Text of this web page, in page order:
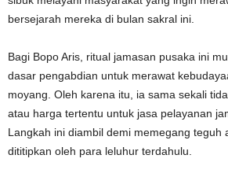
bersejarah mereka di bulan sakral ini.
Bagi Bopo Aris, ritual jamasan pusaka ini
dasar pengabdian untuk merawat
moyang. Oleh karena itu, ia sama sekali
atau harga tertentu untuk jasa pelayanan
Langkah ini diambil demi memegang teguh
dititipkan oleh para leluhur terdahulu.